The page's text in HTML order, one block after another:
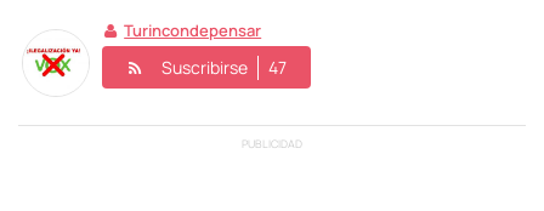
Turincondepensar
Suscribirse 47
PUBLICIDAD